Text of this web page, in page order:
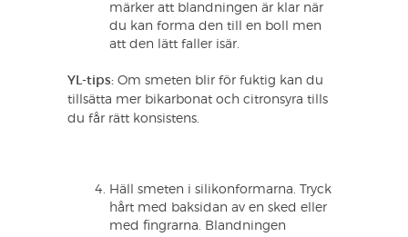
märker att blandningen är klar när
du kan forma den till en boll men
att den lätt faller isär.
YL-tips: Om smeten blir för fuktig kan du
tillsätta mer bikarbonat och citronsyra tills
du får rätt konsistens.
Häll smeten i silikonformarna. Tryck
hårt med baksidan av en sked eller
med fingrarna. Blandningen